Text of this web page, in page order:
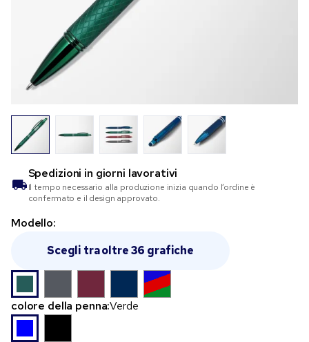
Spedizioni in giorni lavorativi
Il tempo necessario alla produzione inizia quando l’ordine è
confermato e il design approvato.
Modello:
Scegli tra oltre 36 grafiche
colore della penna:Verde